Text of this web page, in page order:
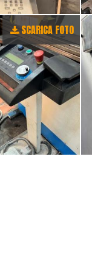
SCARICA FOTO